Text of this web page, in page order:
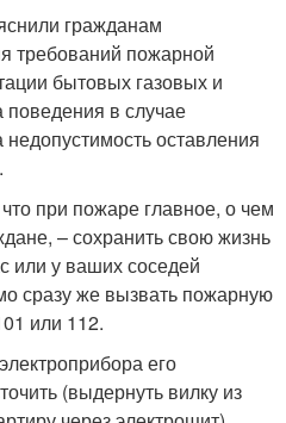
гражданам
требований пожарной
бытовых газовых и
поведения в случае
недопустимость оставления
при пожаре главное, о чем
– сохранить свою жизнь
или у ваших соседей
сразу же вызвать пожарную
или 112.
его
(выдернуть вилку из